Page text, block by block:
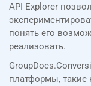
API Explorer
понять его
реализовать.
платформы, такие